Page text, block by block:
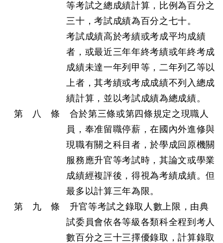
等考試之總成績計算，比例為百分之
三十，考試成績為百分之七十。
考試成績高於考績或考成平均成績
者，或最近三年年終考績或年終考成
成績未達一年列甲等，二年列乙等以
上者，其考績或考成成績不列入總成
績計算，並以考試成績為總成績。
第 八 條 合於第三條或第四條規定之現職人
員，奉准留職停薪，在國內外進修與
現職有關之科目者，於學成回原機關
服務應升官等考試時，其論文或學業
成績經複評後，得視為考績成績。但
最多以計算三年為限。
第 九 條 升官等考試之錄取人數上限，由典
試委員會依各等級各類科全程到考人
數百分之三十三擇優錄取，計算錄取